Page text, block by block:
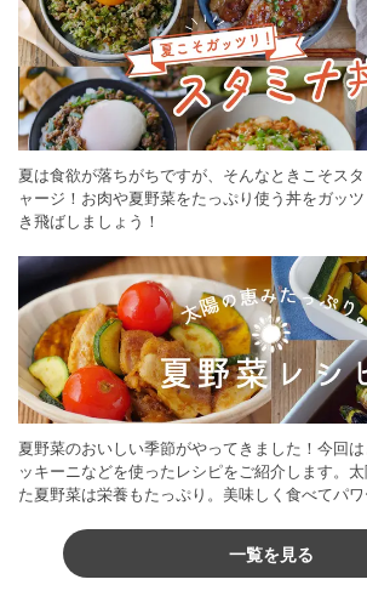
夏は食欲が落ちがちですが、そんなときこそス
ャージ！お肉や夏野菜をたっぷり使う丼をガッ
き飛ばしましょう！
夏野菜のおいしい季節がやってきました！今回
ッキーニなどを使ったレシピをご紹介します。
た夏野菜は栄養もたっぷり。美味しく食べてパ
一覧を見る